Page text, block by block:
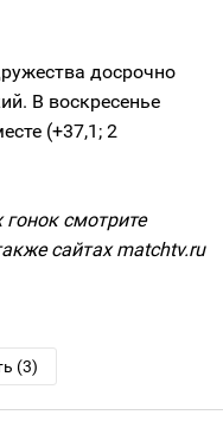
досрочно
В воскресенье
(+37,1; 2
смотрите
сайтах matchtv.ru
(3)